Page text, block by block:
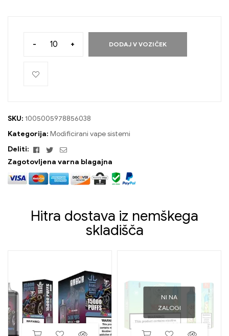
- + DODAJ V VOZIČEK
SKU: 1005005978856038
Kategorija: Modificirani vape sistemi
Deliti:
Facebook
Twitter
E-
naslov
Zagotovljena varna blagajna
Hitra dostava iz nemškega
skladišča
NI NA
ZALOGI